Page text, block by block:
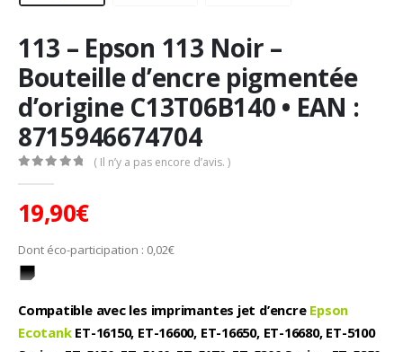
113 – Epson 113 Noir –
Bouteille d’encre pigmentée
d’origine C13T06B140 • EAN :
8715946674704
( Il n’y a pas encore d’avis. )
19,90€
Dont éco-participation : 0,02€
Compatible avec les imprimantes jet d’encre Epson
EcotankET-16150, ET-16600, ET-16650, ET-16680, ET-5100